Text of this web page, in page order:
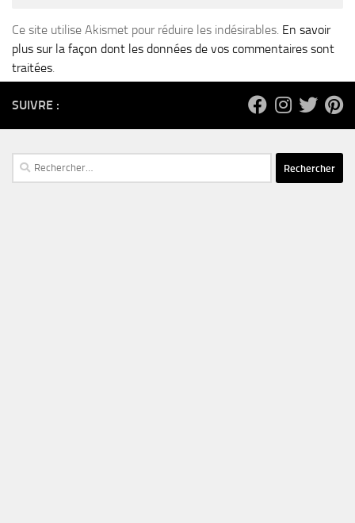
Ce site utilise Akismet pour réduire les indésirables. En savoir
plus sur la façon dont les données de vos commentaires sont
traitées.
SUIVRE :
Rechercher :